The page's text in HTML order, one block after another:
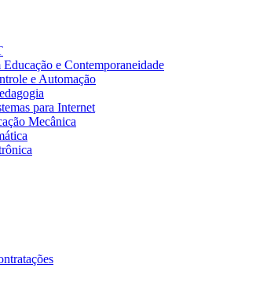
Educação e Contemporaneidade
e Automação
para Internet
Mecânica